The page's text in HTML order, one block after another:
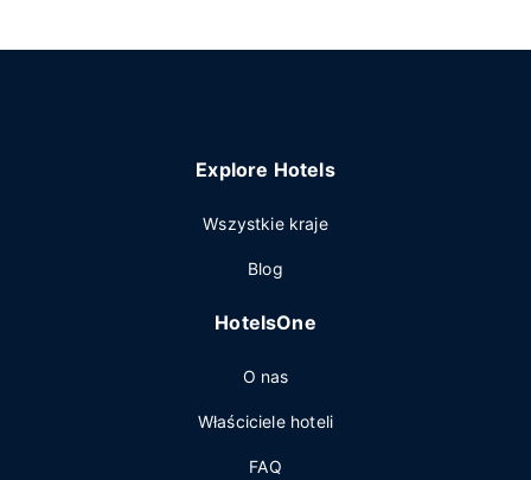
Explore Hotels
Wszystkie kraje
Blog
HotelsOne
O nas
Właściciele hoteli
FAQ